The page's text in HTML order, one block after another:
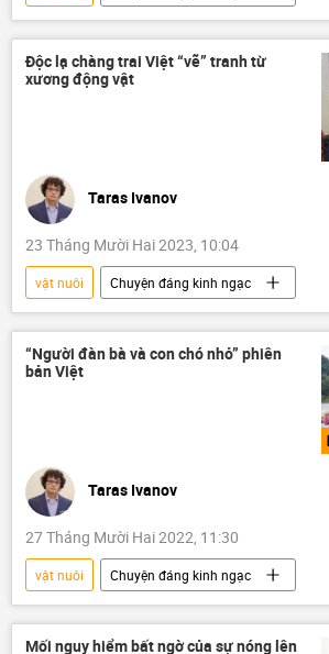
Việt Nam
động vật
đại dương
Kinh doanh
Độc lạ chàng trai Việt “vẽ” tranh từ
xương động vật
Taras Ivanov
23 Tháng Mười Hai 2023, 10:04
vật nuôi
Chuyện đáng kinh ngạc
Việt Nam
Quan điểm-Ý kiến
Tác giả
nghệ thuật
xác chết
Thành phố Hồ Chí Minh
“Người đàn bà và con chó nhỏ” phiên
bản Việt
Taras Ivanov
27 Tháng Mười Hai 2022, 11:30
vật nuôi
Chuyện đáng kinh ngạc
Việt Nam
động vật
cứu hộ
Liên bang Nga
tình yêu
Mối nguy hiểm bất ngờ của sự nóng lên